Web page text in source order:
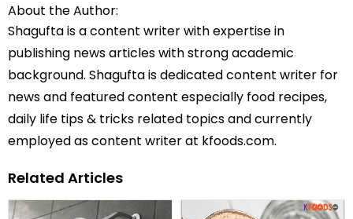
About the Author:
Shagufta is a content writer with expertise in
publishing news articles with strong academic
background. Shagufta is dedicated content writer for
news and featured content especially food recipes,
daily life tips & tricks related topics and currently
employed as content writer at kfoods.com.
Related Articles